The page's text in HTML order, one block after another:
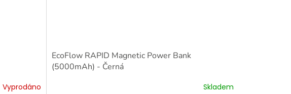
Vyprodáno
EcoFlow RAPID Magnetic Power Bank
(5000mAh) - Černá
Skladem